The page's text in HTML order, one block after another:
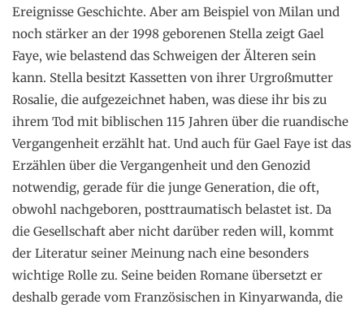
Ereignisse Geschichte. Aber am Beispiel von Milan und
noch stärker an der 1998 geborenen Stella zeigt Gael
Faye, wie belastend das Schweigen der Älteren sein
kann. Stella besitzt Kassetten von ihrer Urgroßmutter
Rosalie, die aufgezeichnet haben, was diese ihr bis zu
ihrem Tod mit biblischen 115 Jahren über die ruandische
Vergangenheit erzählt hat. Und auch für Gael Faye ist das
Erzählen über die Vergangenheit und den Genozid
notwendig, gerade für die junge Generation, die oft,
obwohl nachgeboren, posttraumatisch belastet ist. Da
die Gesellschaft aber nicht darüber reden will, kommt
der Literatur seiner Meinung nach eine besonders
wichtige Rolle zu. Seine beiden Romane übersetzt er
deshalb gerade vom Französischen in Kinyarwanda, die